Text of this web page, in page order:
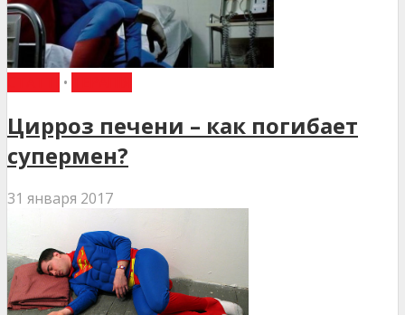
•
Цирроз печени – как погибает
супермен?
31 января 2017